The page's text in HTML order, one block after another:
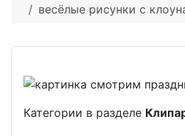
весёлые рисунки с
Категории в разделе